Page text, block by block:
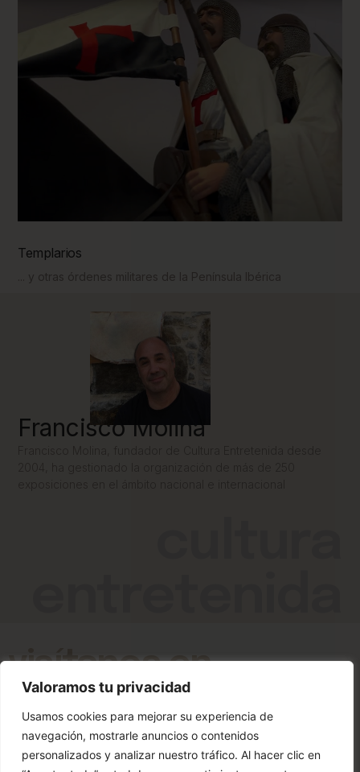
Valoramos tu privacidad
Usamos cookies para mejorar su experiencia de
navegación, mostrarle anuncios o contenidos
personalizados y analizar nuestro tráfico. Al hacer clic en
Templarios
... y otras órdenes militares de la Península Ibérica
Francisco Molina
visítanos en...